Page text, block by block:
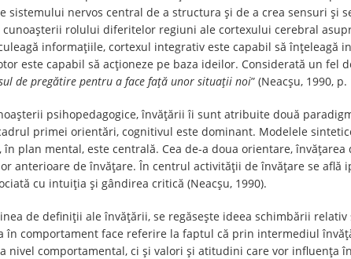
sistemului nervos central de a structura și de a crea sensuri și
rolului diferitelor regiuni ale cortexului cerebral
informațiile, cortexul integrativ este capabil să
este capabil să acționeze pe baza ideilor. Considerată un fel
de pregătire pentru a face față unor situații noi” (Neacșu, 1990, p.
psihopedagogice, învățării îi sunt atribuite două
primei orientări, cognitivul este dominant. Modelele
în plan mental, este centrală. Cea de-a doua orientare,
anterioare de învățare. În centrul activității de învățare se află
cu intuiția și gândirea critică (Neacșu, 1990).
de definiții ale învățării, se regăsește ideea schimbării
în comportament face referire la faptul că prin intermediul
nivel comportamental, ci și valori și atitudini care vor